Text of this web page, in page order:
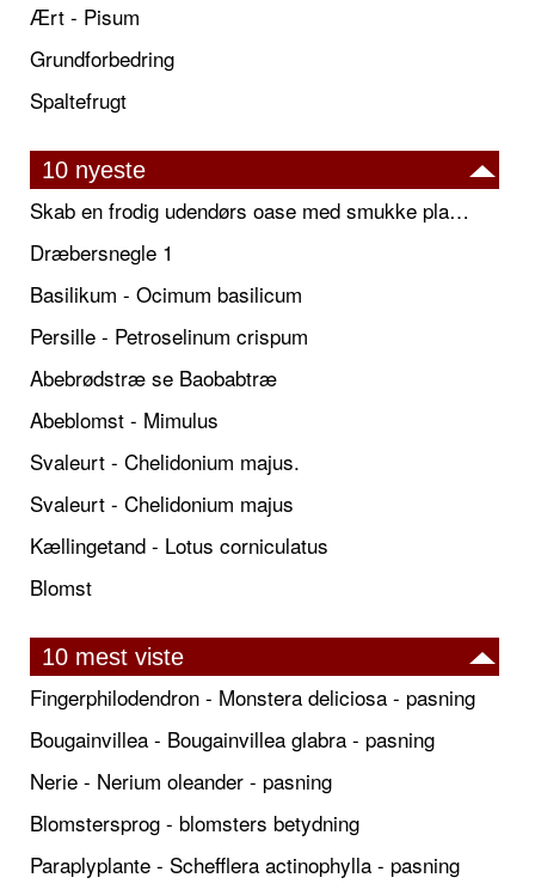
Ært - Pisum
Grundforbedring
Spaltefrugt
10 nyeste
Skab en frodig udendørs oase med smukke plantekrukker og elegante espalier
Dræbersnegle 1
Basilikum - Ocimum basilicum
Persille - Petroselinum crispum
Abebrødstræ se Baobabtræ
Abeblomst - Mimulus
Svaleurt - Chelidonium majus.
Svaleurt - Chelidonium majus
Kællingetand - Lotus corniculatus
Blomst
10 mest viste
Fingerphilodendron - Monstera deliciosa - pasning
Bougainvillea - Bougainvillea glabra - pasning
Nerie - Nerium oleander - pasning
Blomstersprog - blomsters betydning
Paraplyplante - Schefflera actinophylla - pasning